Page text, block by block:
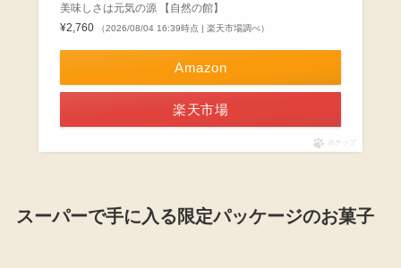
美味しさは元気の源 【自然の館】
¥2,760
（2026/08/04 16:39時点 | 楽天市場調べ）
Amazon
楽天市場
ポチップ
スーパーで手に入る限定パッケージのお菓子